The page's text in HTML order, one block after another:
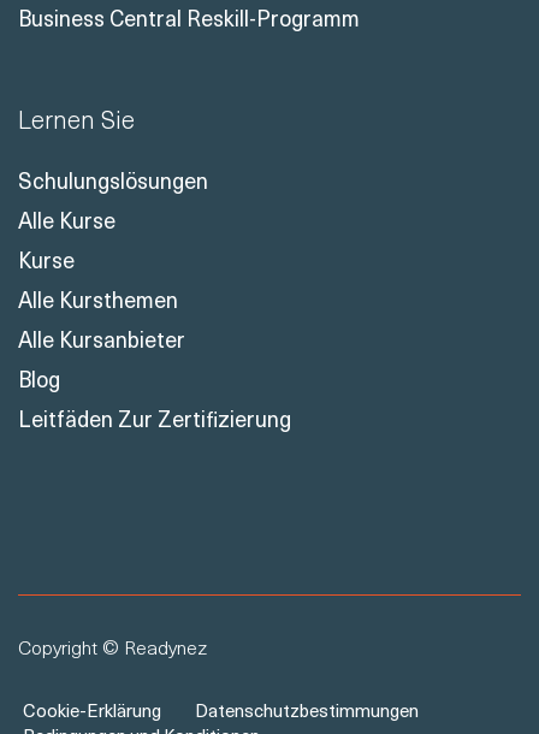
Business Central Reskill-Programm
Lernen Sie
Schulungslösungen
Alle Kurse
Kurse
Alle Kursthemen
Alle Kursanbieter
Blog
Leitfäden Zur Zertifizierung
Copyright © Readynez
Cookie-Erklärung
Datenschutzbestimmungen